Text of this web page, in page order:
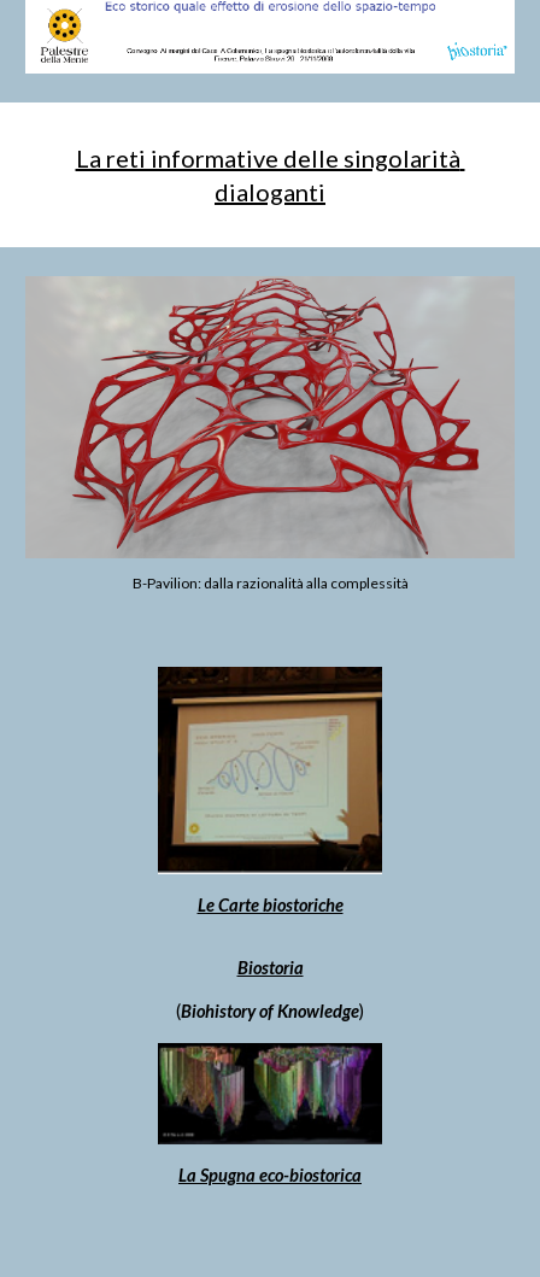
La reti informative delle singolarità
dialoganti
B-Pavilion: dalla razionalità alla complessità
Le Carte biostoriche
Biostoria
(Biohistory of Knowledge)
La Spugna eco-biostorica